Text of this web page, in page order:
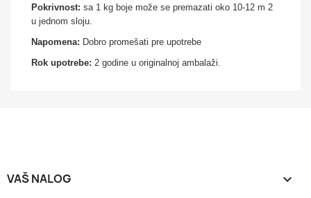
Pokrivnost: sa 1 kg boje može se premazati oko 10-12 m 2
u jednom sloju.
Napomena: Dobro promešati pre upotrebe
Rok upotrebe: 2 godine u originalnoj ambalaži.
VAŠ NALOG 